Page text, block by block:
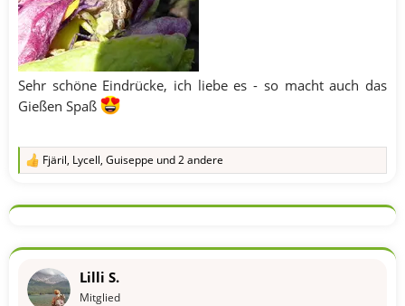
Sehr schöne Eindrücke, ich liebe es - so macht auch das
Gießen Spaß
R
k
o
e
n
Fjäril, Lycell, Guiseppe und 2 andere
Lilli S.
Mitglied